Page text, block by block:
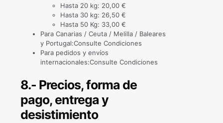
Hasta 20 kg: 20,00 €
Hasta 30 kg: 26,50 €
Hasta 50 Kg: 33,00 €
Para Canarias / Ceuta / Melilla / Baleares
y Portugal:Consulte Condiciones
Para pedidos y envíos
internacionales:Consulte Condiciones
8.- Precios, forma de
pago, entrega y
desistimiento